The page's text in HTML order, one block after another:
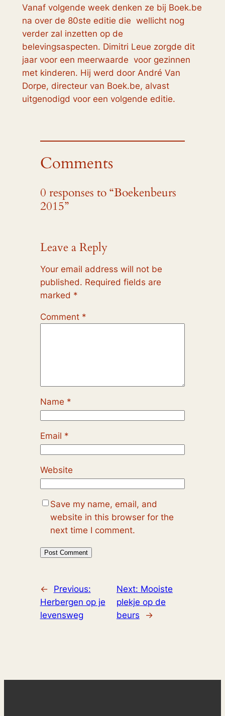
Vanaf volgende week denken ze bij Boek.be
na over de 80ste editie die wellicht nog
verder zal inzetten op de
belevingsaspecten. Dimitri Leue zorgde dit
jaar voor een meerwaarde voor gezinnen
met kinderen. Hij werd door André Van
Dorpe, directeur van Boek.be, alvast
uitgenodigd voor een volgende editie.
Comments
0 responses to “Boekenbeurs
2015”
Leave a Reply
Your email address will not be
published. Required fields are
marked *
Comment *
Name *
Email *
Website
Save my name, email, and
website in this browser for the
next time I comment.
←
Previous:
Herbergen op je
levensweg
Next: Mooiste
plekje op de
beurs
→